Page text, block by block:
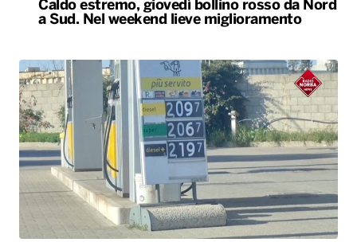
Caldo estremo, giovedì bollino rosso da Nord
a Sud. Nel weekend lieve miglioramento